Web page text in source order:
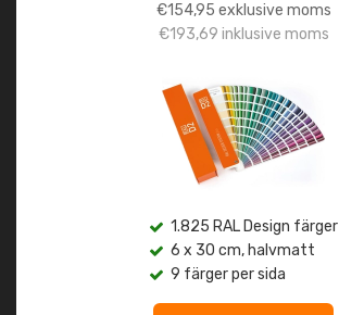
€154,95 exklusive moms
€193,69 inklusive moms
1.825 RAL Design färger
6 x 30 cm, halvmatt
9 färger per sida